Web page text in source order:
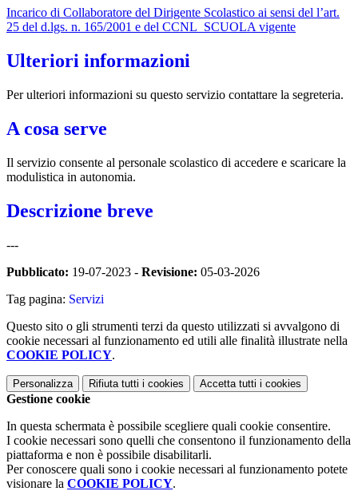
Incarico di Collaboratore del Dirigente Scolastico ai sensi del l’art.
25 del d.lgs. n. 165/2001 e del CCNL_SCUOLA vigente
Ulteriori informazioni
Per ulteriori informazioni su questo servizio contattare la segreteria.
A cosa serve
Il servizio consente al personale scolastico di accedere e scaricare la
modulistica in autonomia.
Descrizione breve
---
Pubblicato: 19-07-2023 - Revisione: 05-03-2026
Tag pagina: Servizi
Questo sito o gli strumenti terzi da questo utilizzati si avvalgono di
cookie necessari al funzionamento ed utili alle finalità illustrate nella
COOKIE POLICY.
Personalizza Rifiuta tutti i cookies Accetta tutti i cookies
Gestione cookie
In questa schermata è possibile scegliere quali cookie consentire.
I cookie necessari sono quelli che consentono il funzionamento della
piattaforma e non è possibile disabilitarli.
Per conoscere quali sono i cookie necessari al funzionamento potete
visionare la COOKIE POLICY.